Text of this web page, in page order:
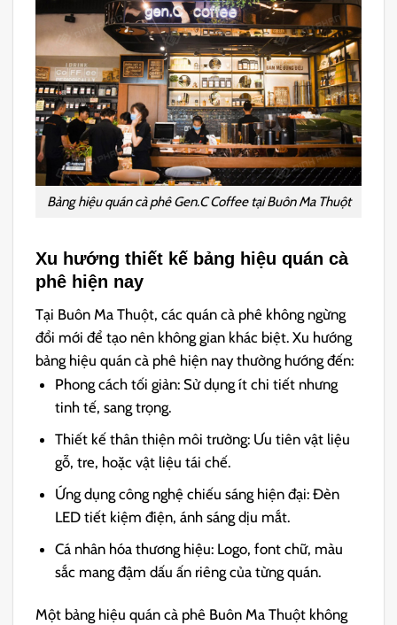
Bảng hiệu quán cà phê Gen.C Coffee tại Buôn Ma Thuột
Xu hướng thiết kế bảng hiệu quán cà
phê hiện nay
Tại Buôn Ma Thuột, các quán cà phê không ngừng
đổi mới để tạo nên không gian khác biệt. Xu hướng
bảng hiệu quán cà phê hiện nay thường hướng đến:
Phong cách tối giản: Sử dụng ít chi tiết nhưng
tinh tế, sang trọng.
Thiết kế thân thiện môi trường: Ưu tiên vật liệu
gỗ, tre, hoặc vật liệu tái chế.
Ứng dụng công nghệ chiếu sáng hiện đại: Đèn
LED tiết kiệm điện, ánh sáng dịu mắt.
Cá nhân hóa thương hiệu: Logo, font chữ, màu
sắc mang đậm dấu ấn riêng của từng quán.
Một bảng hiệu quán cà phê Buôn Ma Thuột không